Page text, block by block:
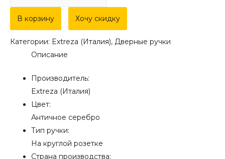
товара
Дверная
ручка
Extreza
"CARRERA"
розетке
античное
серебро
В корзину Хочу скидку
Категории: Extreza (Италия), Дверные ручки
Описание
Производитель:
Extreza (Италия)
Цвет:
Античное серебро
Тип ручки:
На круглой розетке
Страна производства: